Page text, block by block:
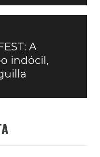
A
indócil,